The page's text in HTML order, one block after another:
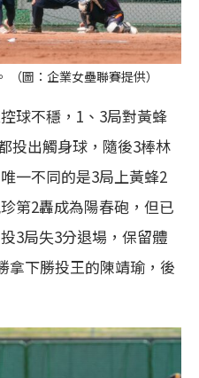
圖：企業女壘聯賽提供）
球不穩，1、3局對黃蜂
投出觸身球，隨後3棒林
一不同的是3局上黃蜂2
第2轟成為陽春砲，但已
3局失3分退場，保留體
拿下勝投王的陳靖瑜，後